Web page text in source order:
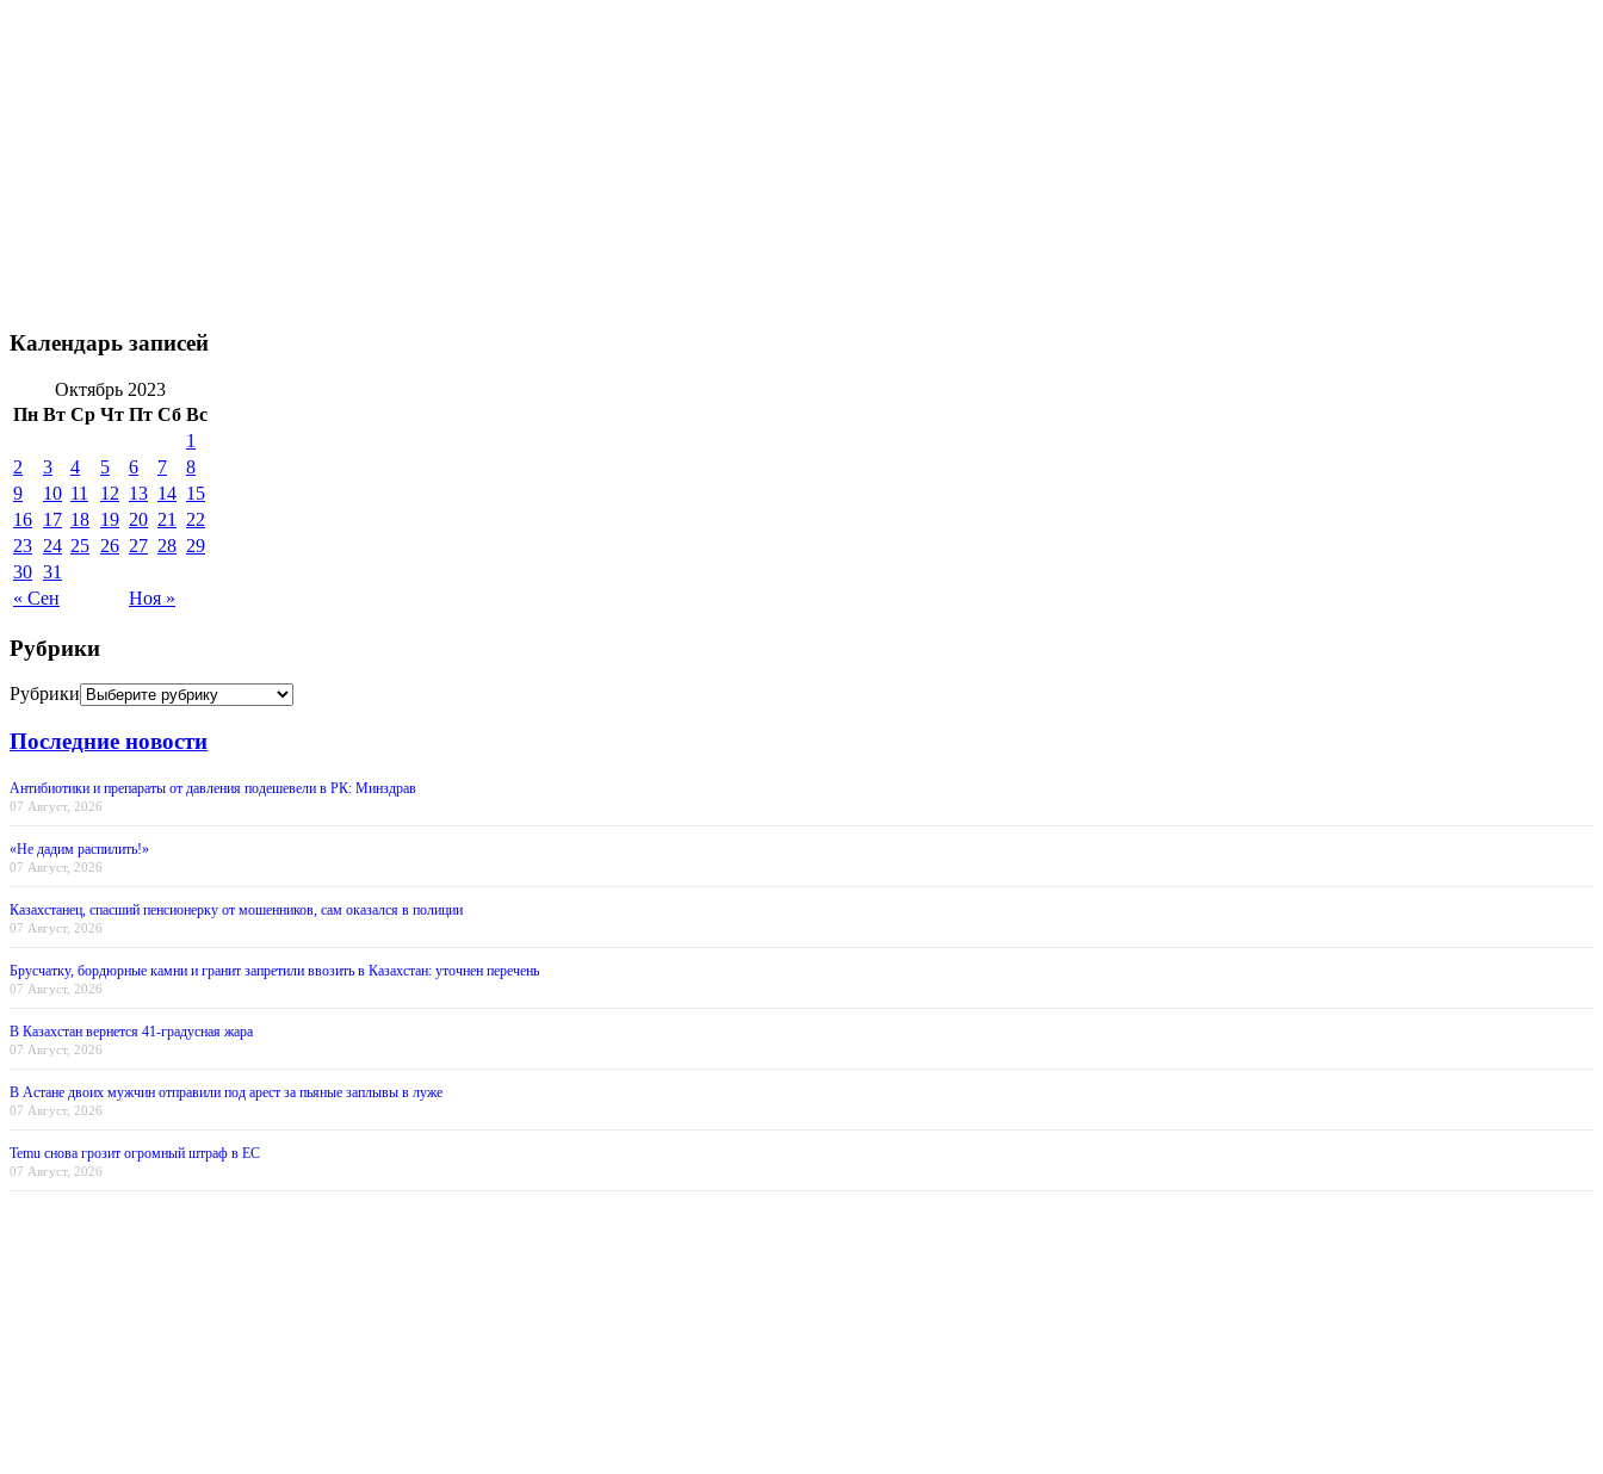
Календарь записей
Октябрь 2023
Пн Вт Ср Чт Пт Сб Вс
« Сен Ноя »
1
2
3 4 5 6 7
8
9
10 11 12 13 14 15
16 17 18 19 20 21
22
23 24 25 26 27 28 29
30 31
Рубрики
Рубрики
Последние новости
Антибиотики и препараты от давления подешевели в РК: Минздрав
07 Август, 2026
«Не дадим распилить!»
07 Август, 2026
Казахстанец, спасший пенсионерку от мошенников, сам оказался в полиции
07 Август, 2026
Брусчатку, бордюрные камни и гранит запретили ввозить в Казахстан: уточнен перечень
07 Август, 2026
В Казахстан вернется 41-градусная жара
07 Август, 2026
В Астане двоих мужчин отправили под арест за пьяные заплывы в луже
07 Август, 2026
Temu снова грозит огромный штраф в ЕС
07 Август, 2026